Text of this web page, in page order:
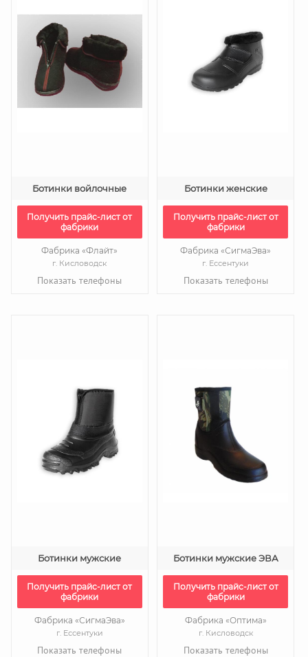
Ботинки войлочные
Получить прайс-лист от
фабрики
Фабрика «Флайт»
г. Кисловодск
Показать телефоны
Ботинки женские
Получить прайс-лист от
фабрики
Фабрика «СигмаЭва»
г. Ессентуки
Показать телефоны
Ботинки мужские
Получить прайс-лист от
фабрики
Фабрика «СигмаЭва»
г. Ессентуки
Показать телефоны
Ботинки мужские ЭВА
Получить прайс-лист от
фабрики
Фабрика «Оптима»
г. Кисловодск
Показать телефоны